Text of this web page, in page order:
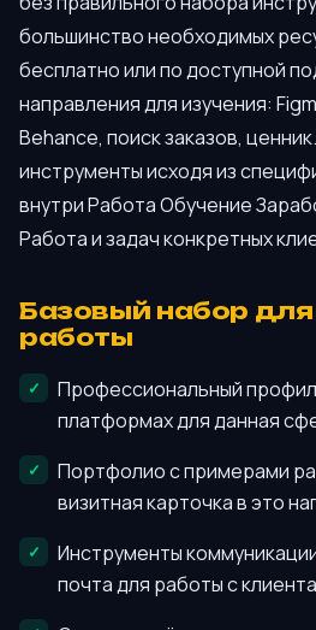
большинство необходимых
бесплатно или по доступной
направления для изучения:
Behance, поиск заказов,
инструменты исходя из
внутри Работа Обучение
Работа и задач конкретных
Базовый набор
работы
Профессиональный
платформах для данная
Портфолио с примерами
визитная карточка в это
Инструменты
почта для работы с